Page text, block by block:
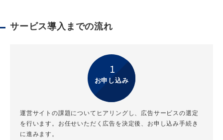
サービス導入までの流れ
1
お申し込み
運営サイトの課題についてヒアリングし、広告サービスの選定
を行います。お任せいただく広告を決定後、お申し込み手続き
に進みます。